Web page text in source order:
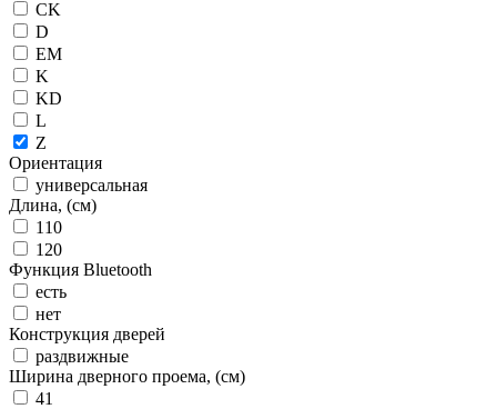
CK
D
EM
K
KD
L
Z
Ориентация
универсальная
Длина, (см)
110
120
Функция Bluetooth
есть
нет
Конструкция дверей
раздвижные
Ширина дверного проема, (см)
41